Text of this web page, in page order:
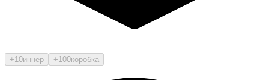
+10иннер +100коробка